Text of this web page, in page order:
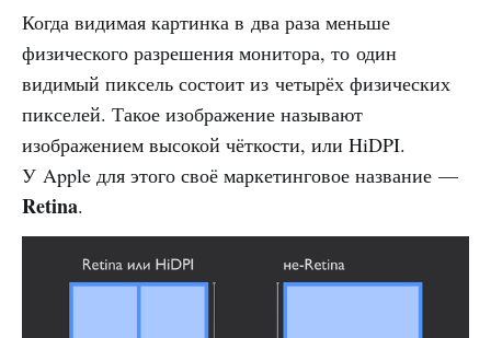
Когда видимая картинка в два раза меньше
физического разрешения монитора, то один
видимый пиксель состоит из четырёх физических
пикселей. Такое изображение называют
изображением высокой чёткости, или HiDPI.
У Apple для этого своё маркетинговое название —
Retina.